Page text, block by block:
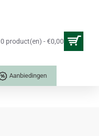
0 product(en) - €0,00
Aanbiedingen